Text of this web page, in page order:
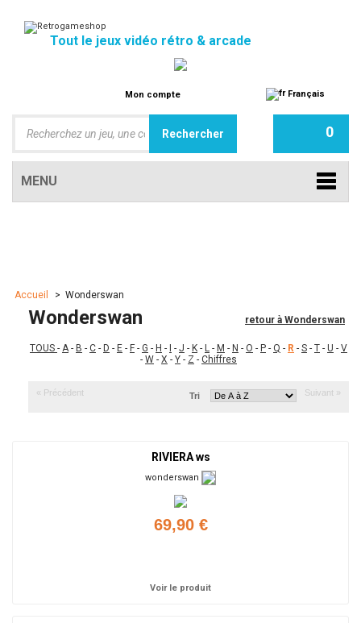
Tout le jeux vidéo rétro & arcade
Mon compte Français
0
MENU
Accueil > Wonderswan
retour à Wonderswan
Wonderswan
TOUS - A- B - C - D - E - F - G - H - - J - K - L - M - N - O - P - Q - R - S - T - U - V
- W - X - Y - Z - Chiffres
« Précédent Suivant »
Tri
RIVIERA ws
wonderswan
69,90 €
Voir le produit